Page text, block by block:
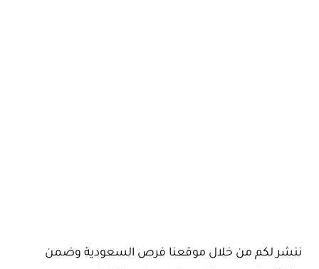
ننشر لكم من خلال موقعنا فرص السعودية وضمن